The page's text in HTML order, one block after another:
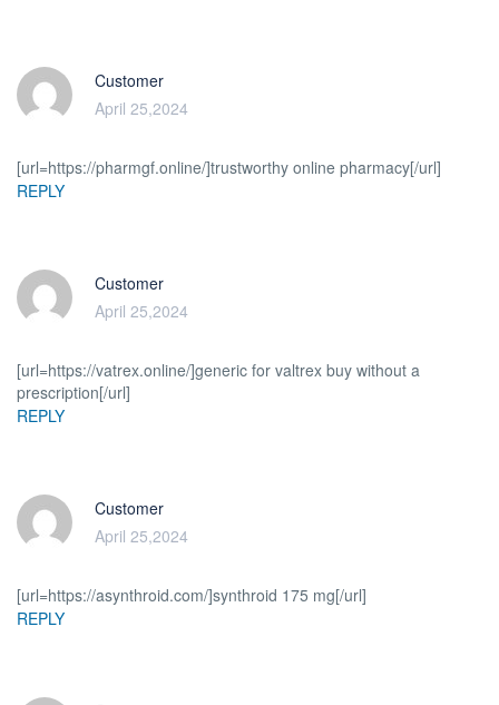
Customer
April 25,2024
[url=https://pharmgf.online/]trustworthy online pharmacy[/url]
REPLY
Customer
April 25,2024
[url=https://vatrex.online/]generic for valtrex buy without a
prescription[/url]
REPLY
Customer
April 25,2024
[url=https://asynthroid.com/]synthroid 175 mg[/url]
REPLY